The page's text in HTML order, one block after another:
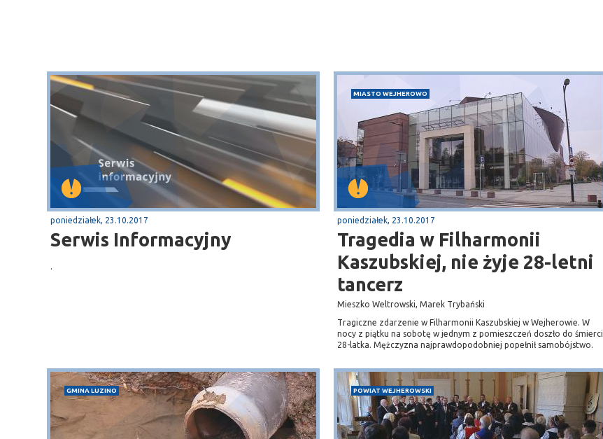
poniedziałek, 23.10.2017
Serwis Informacyjny
.
MIASTO WEJHEROWO
poniedziałek, 23.10.2017
Tragedia w Filharmonii
Kaszubskiej, nie żyje 28-letni
tancerz
Mieszko Weltrowski, Marek Trybański
Tragiczne zdarzenie w Filharmonii Kaszubskiej w Wejherowie. W
nocy z piątku na sobotę w jednym z pomieszczeń doszło do śmierci
28-latka. Mężczyzna najprawdopodobniej popełnił samobójstwo.
GMINA LUZINO POWIAT WEJHEROWSKI